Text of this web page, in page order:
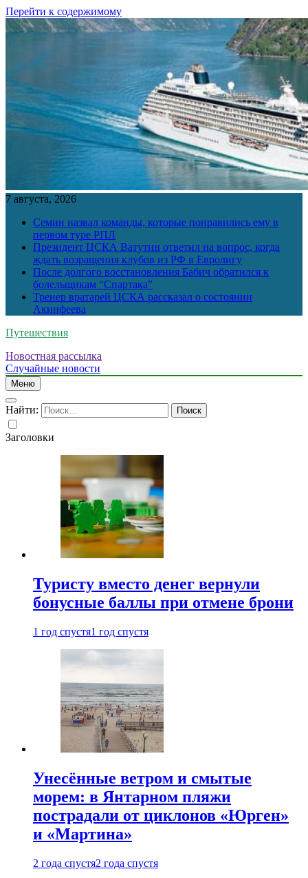
Перейти к содержимому
7 августа, 2026
Семин назвал команды, которые понравились ему в
первом туре РПЛ
Президент ЦСКА Ватутин ответил на вопрос, когда
ждать возращения клубов из РФ в Евролигу
После долгого восстановления Бабич обратился к
болельщикам “Спартака”
Тренер вратарей ЦСКА рассказал о состоянии
Акинфеева
Путешествия
Новостная рассылка
Случайные новости
Меню
Найти:
Заголовки
Туристу вместо денег вернули
бонусные баллы при отмене брони
1 год спустя1 год спустя
Унесённые ветром и смытые
морем: в Янтарном пляжи
пострадали от циклонов «Юрген»
и «Мартина»
2 года спустя2 года спустя